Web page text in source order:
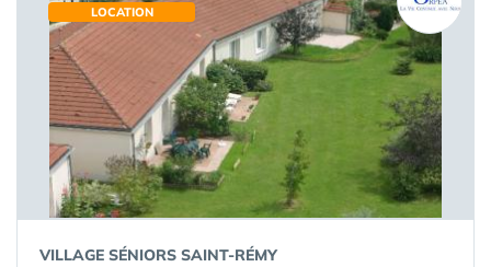
LOCATION
VILLAGE SÉNIORS SAINT-RÉMY